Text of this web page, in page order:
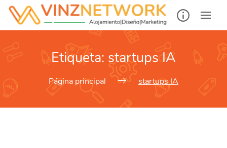
Etiqueta: startups IA
Página principal startups IA